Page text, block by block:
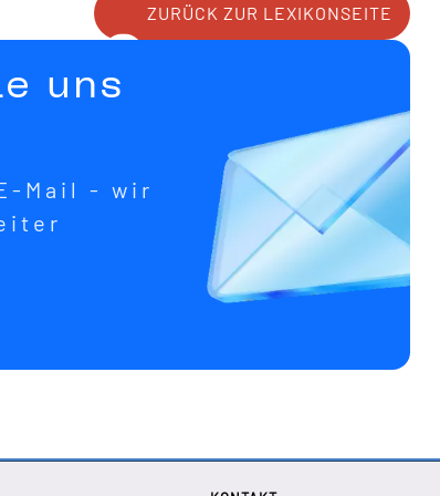
ZURÜCK ZUR LEXIKONSEITE
uns
Mail - wir